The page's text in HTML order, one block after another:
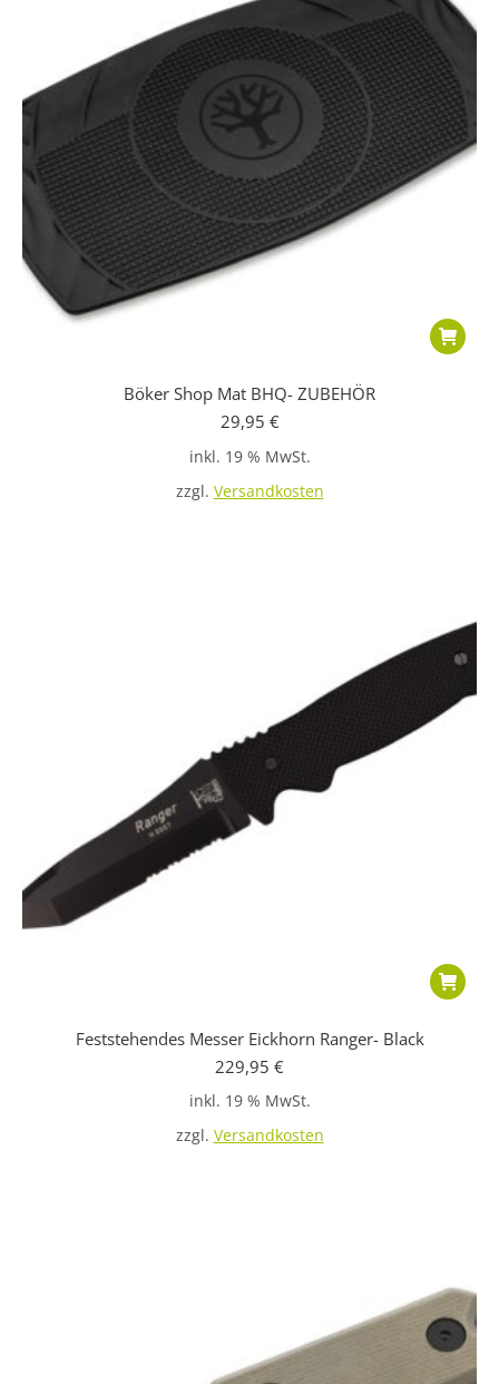
Böker Shop Mat BHQ- ZUBEHÖR
29,95 €
inkl. 19 % MwSt.
zzgl. Versandkosten
Feststehendes Messer Eickhorn Ranger- Black
229,95 €
inkl. 19 % MwSt.
zzgl. Versandkosten